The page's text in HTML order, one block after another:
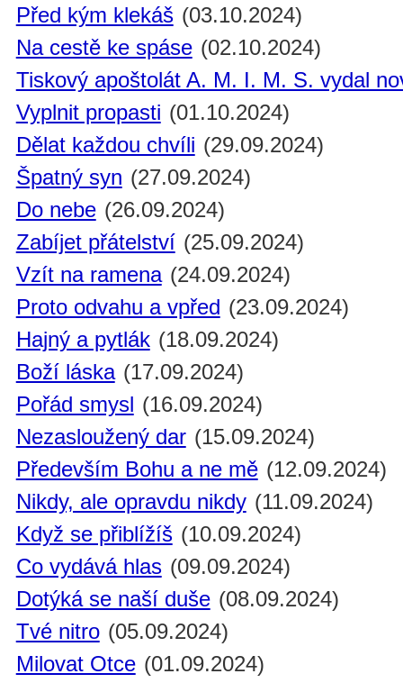
Před kým klekáš (03.10.2024)
Na cestě ke spáse (02.10.2024)
Tiskový apoštolát A. M. I. M. S. vydal
Vyplnit propasti (01.10.2024)
Dělat každou chvíli (29.09.2024)
Špatný syn (27.09.2024)
Do nebe (26.09.2024)
Zabíjet přátelství (25.09.2024)
Vzít na ramena (24.09.2024)
Proto odvahu a vpřed (23.09.2024)
Hajný a pytlák (18.09.2024)
Boží láska (17.09.2024)
Pořád smysl (16.09.2024)
Nezasloužený dar (15.09.2024)
Především Bohu a ne mě (12.09.2024)
Nikdy, ale opravdu nikdy (11.09.2024)
Když se přiblížíš (10.09.2024)
Co vydává hlas (09.09.2024)
Dotýká se naší duše (08.09.2024)
Tvé nitro (05.09.2024)
Milovat Otce (01.09.2024)